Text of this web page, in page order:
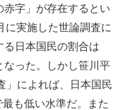
字」が存在するとい
に実施した世論調査に
る日本国民の割合は
なった。しかし笹川平
」によれば、日本国民
も低い水準だ。また